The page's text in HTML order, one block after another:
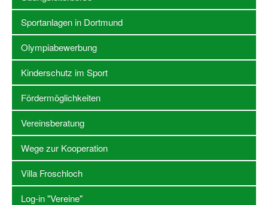
Stellenangebote SSB Dortmund
Vereine
Vereinssuche
Übungsleiterbörse
Sportanlagen in Dortmund
Olympiabewerbung
Fördermöglichkeiten
Sportanlagen in Dortmund
Olympiabewerbung
Kinderschutz im Sport
Fördermöglichkeiten
Vereinsberatung
Wege zur Kooperation
Villa Froschloch
Log-in "Vereine"